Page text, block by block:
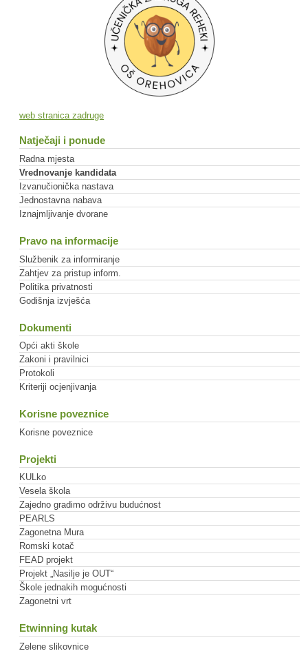
web stranica zadruge
Natječaji i ponude
Radna mjesta
Vrednovanje kandidata
Izvanučionička nastava
Jednostavna nabava
Iznajmljivanje dvorane
Pravo na informacije
Službenik za informiranje
Zahtjev za pristup inform.
Politika privatnosti
Godišnja izvješća
Dokumenti
Opći akti škole
Zakoni i pravilnici
Protokoli
Kriteriji ocjenjivanja
Korisne poveznice
Korisne poveznice
Projekti
KULko
Vesela škola
Zajedno gradimo održivu budućnost
PEARLS
Zagonetna Mura
Romski kotač
FEAD projekt
Projekt „Nasilje je OUT“
Škole jednakih mogućnosti
Zagonetni vrt
Etwinning kutak
Zelene slikovnice